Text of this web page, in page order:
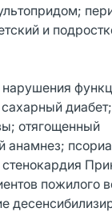
и
отягощенный
анамнез;
пожилого